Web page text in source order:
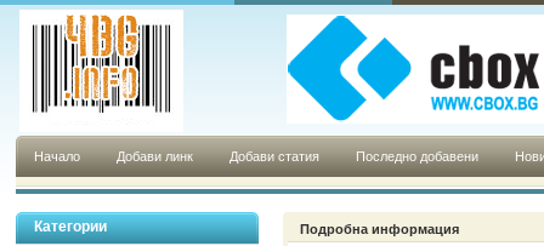
Начало Добави линк Добави статия Последно добавени
Категории Подробна информация